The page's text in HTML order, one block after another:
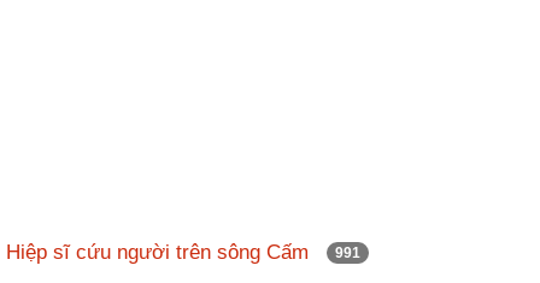
Hiệp sĩ cứu người trên sông Cấm 991